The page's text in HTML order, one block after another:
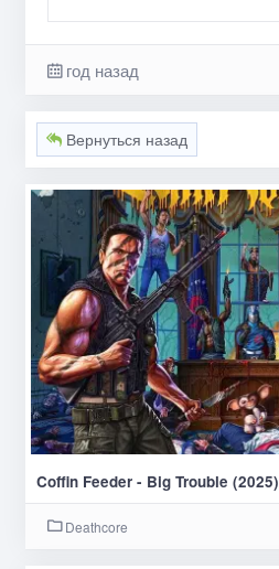
год назад
Вернуться назад
Coffin Feeder - Big Trouble (2025)
Deathcore